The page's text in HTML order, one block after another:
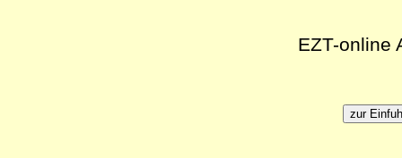
EZT-online